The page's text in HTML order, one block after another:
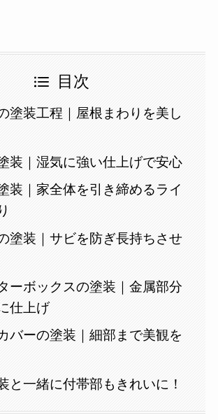
目次
塗装工程｜屋根まわりを美し
装｜湿気に強い仕上げで安心
装｜家全体を引き締めるライ
塗装｜サビを防ぎ長持ちさせ
ーボックスの塗装｜金属部分
仕上げ
バーの塗装｜細部まで美観を
と一緒に付帯部もきれいに！